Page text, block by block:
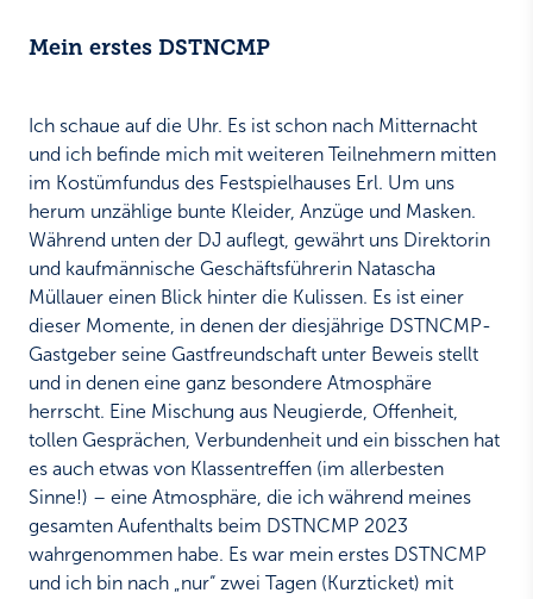
Mein erstes DSTNCMP
Ich schaue auf die Uhr. Es ist schon nach Mitternacht
und ich befinde mich mit weiteren Teilnehmern mitten
im Kostümfundus des Festspielhauses Erl. Um uns
herum unzählige bunte Kleider, Anzüge und Masken.
Während unten der DJ auflegt, gewährt uns Direktorin
und kaufmännische Geschäftsführerin Natascha
Müllauer einen Blick hinter die Kulissen. Es ist einer
dieser Momente, in denen der diesjährige DSTNCMP-
Gastgeber seine Gastfreundschaft unter Beweis stellt
und in denen eine ganz besondere Atmosphäre
herrscht. Eine Mischung aus Neugierde, Offenheit,
tollen Gesprächen, Verbundenheit und ein bisschen hat
es auch etwas von Klassentreffen (im allerbesten
Sinne!) – eine Atmosphäre, die ich während meines
gesamten Aufenthalts beim DSTNCMP 2023
wahrgenommen habe. Es war mein erstes DSTNCMP
und ich bin nach „nur“ zwei Tagen (Kurzticket) mit